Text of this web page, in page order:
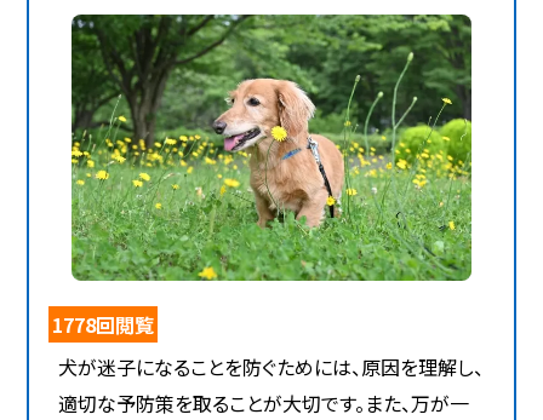
1778回閲覧
犬が迷子になることを防ぐためには、原因を理解し、
適切な予防策を取ることが大切です。また、万が一